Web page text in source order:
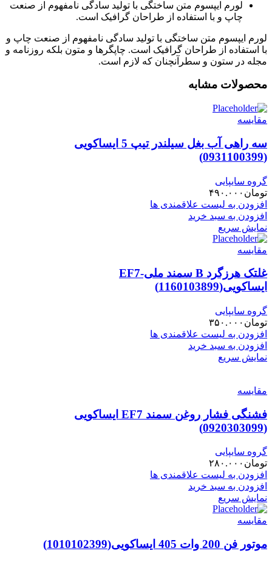
لورم ایپسوم متن ساختگی با تولید سادگی نامفهوم از صنعت
چاپ و با استفاده از طراحان گرافیک است.
لورم ایپسوم متن ساختگی با تولید سادگی نامفهوم از صنعت چاپ و
با استفاده از طراحان گرافیک است. چاپگرها و متون بلکه روزنامه و
مجله در ستون و سطرآنچنان که لازم است.
محصولات مشابه
مقایسه
سه راهی آب بغل سیلندر تیپ 5 ایساکویی
(0931100399)
گروه سایپایی
تومان ۴۹۰.۰۰۰
افزودن به لیست علاقمندی ها
افزودن به سبد خرید
نمایش سریع
مقایسه
غلتک هرزگرد B سمند ملی-EF7
ایساکویی(1160103899)
گروه سایپایی
تومان ۳۵۰.۰۰۰
افزودن به لیست علاقمندی ها
افزودن به سبد خرید
نمایش سریع
مقایسه
فشنگی فشار روغن سمند EF7 ایساکویی
(0920303099)
گروه سایپایی
تومان ۲۸۰.۰۰۰
افزودن به لیست علاقمندی ها
افزودن به سبد خرید
نمایش سریع
مقایسه
موتور فن 200 وات 405 ایساکویی(1010102399)